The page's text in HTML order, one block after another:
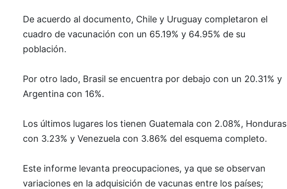
De acuerdo al documento, Chile y Uruguay completaron el
cuadro de vacunación con un 65.19% y 64.95% de su
población.
Por otro lado, Brasil se encuentra por debajo con un 20.31% y
Argentina con 16%.
Los últimos lugares los tienen Guatemala con 2.08%, Honduras
con 3.23% y Venezuela con 3.86% del esquema completo.
Este informe levanta preocupaciones, ya que se observan
variaciones en la adquisición de vacunas entre los países;